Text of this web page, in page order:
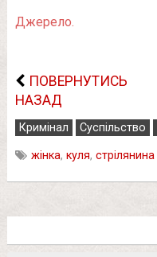
Джерело.
ПОВЕРНУТИСЬ
НАЗАД
Кримінал Суспільство
жінка, куля, стрілянина